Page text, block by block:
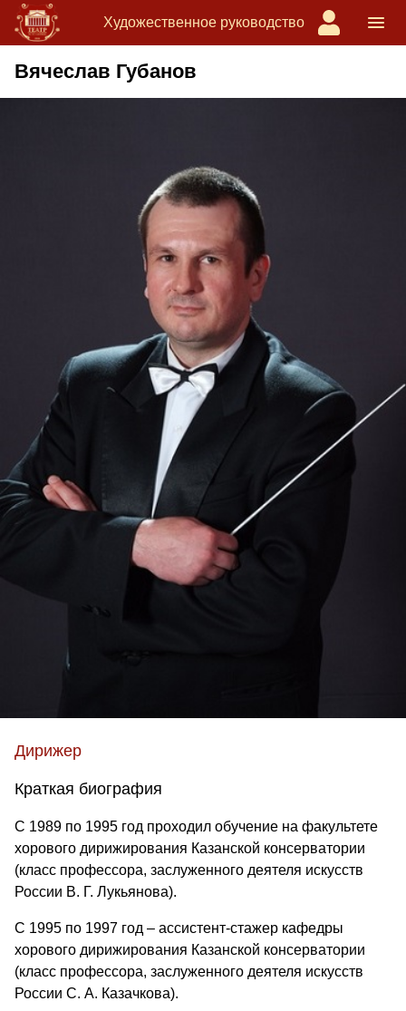
Художественное руководство
Вячеслав Губанов
Дирижер
Краткая биография
С 1989 по 1995 год проходил обучение на факультете
хорового дирижирования Казанской консерватории
(класс профессора, заслуженного деятеля искусств
России В. Г. Лукьянова).
С 1995 по 1997 год – ассистент-стажер кафедры
хорового дирижирования Казанской консерватории
(класс профессора, заслуженного деятеля искусств
России С. А. Казачкова).